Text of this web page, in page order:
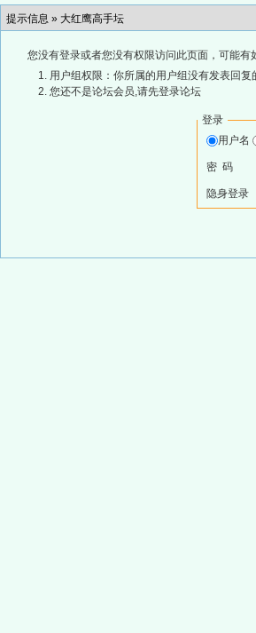
提示信息 » 大红鹰高手坛
您没有登录或者您没有权限访问此页面，可能有
用户组权限：你所属的用户组没有发表回复
您还不是论坛会员,请先登录论坛
登录
用户名
密 码
隐身登录